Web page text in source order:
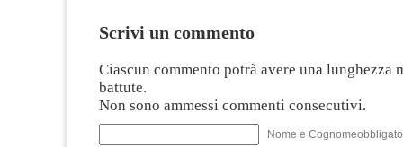
Scrivi un commento
Ciascun commento potrà avere una lunghezza
battute.
Non sono ammessi commenti consecutivi.
Nome e